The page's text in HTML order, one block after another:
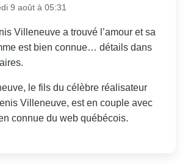
9 août à 05:31
Villeneuve a trouvé l’amour et sa
est bien connue… détails dans
le fils du célèbre réalisateur
Villeneuve, est en couple avec
connue du web québécois.